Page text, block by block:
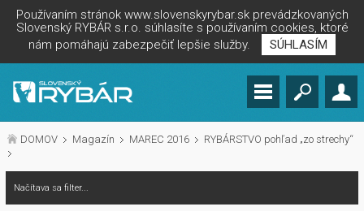
Používaním stránok www.slovenskyrybar.sk prevádzkovaných
Slovenský RYBÁR s.r.o. súhlasíte s používaním cookies, ktoré
nám pomáhajú zabezpečiť lepšie služby.
SÚHLASÍM
DOMOV Magazín MAREC 2016 RYBÁRSTVO pohľad „zo strechy“
Načítava sa filter...